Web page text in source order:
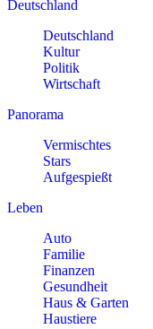
Deutschland
Deutschland
Kultur
Politik
Wirtschaft
Panorama
Vermischtes
Stars
Aufgespießt
Leben
Auto
Familie
Finanzen
Gesundheit
Haus & Garten
Haustiere